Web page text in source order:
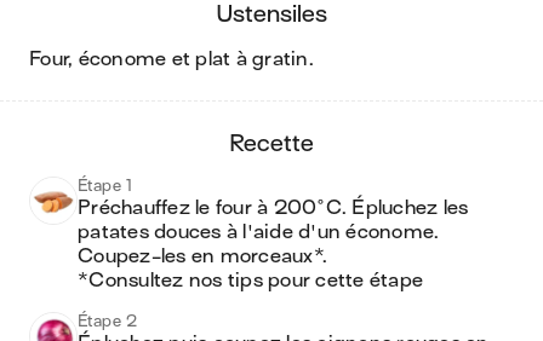
ustensiles
four, économe et plat à gratin.
recette
Étape 1
Préchauffez le four à 200°C. Épluchez les
patates douces à l'aide d'un économe.
Coupez-les en morceaux*.
*Consultez nos tips pour cette étape
Étape 2